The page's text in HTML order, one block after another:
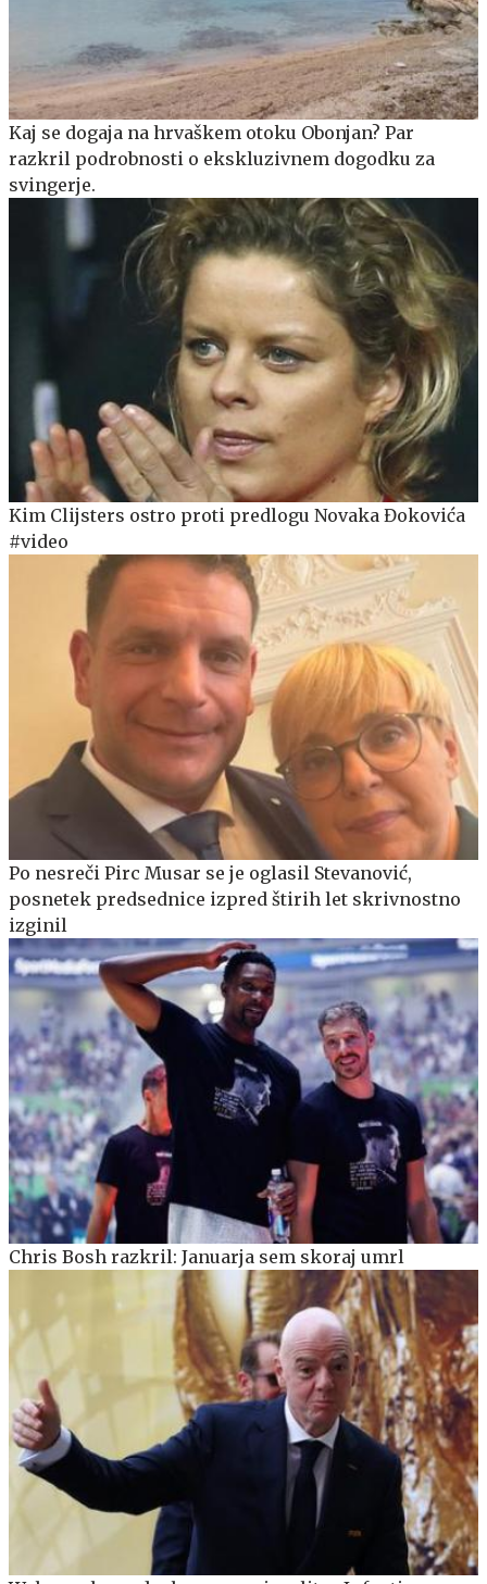
Kaj se dogaja na hrvaškem otoku Obonjan? Par
razkril podrobnosti o ekskluzivnem dogodku za
svingerje.
Kim Clijsters ostro proti predlogu Novaka Đokovića
#video
Po nesreči Pirc Musar se je oglasil Stevanović,
posnetek predsednice izpred štirih let skrivnostno
izginil
Chris Bosh razkril: Januarja sem skoraj umrl